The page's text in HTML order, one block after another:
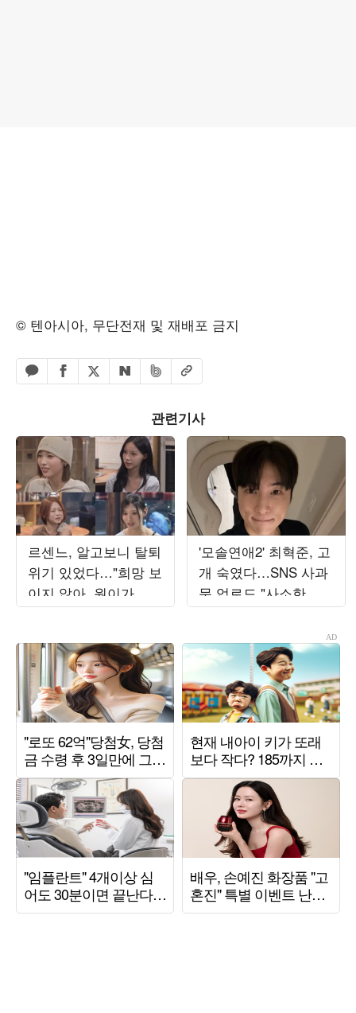
© 텐아시아, 무단전재 및 재배포 금지
카카오톡 공유하기
페이스북 공유하기
엑스 공유하기
네이버 공유하기
밴드 공유하기
URL복사
관련기사
르센느, 알고보니 탈퇴
위기 있었다…"희망 보
이지 않아, 원이가 부
모님 설득" ('전참시')
'모솔연애2' 최혁준, 고
개 숙였다…SNS 사과
문 업로드 "사소한 일
에도 예민하게 반응해"